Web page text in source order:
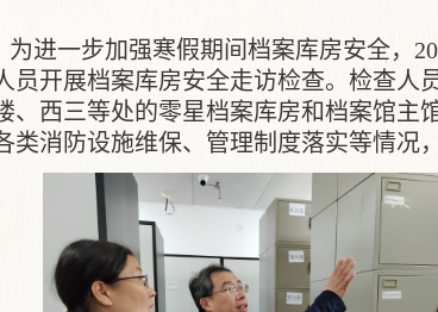
为进一步加强寒假期间档案库房安全，
员开展档案库房安全走访检查。检查人
、西三等处的零星档案库房和档案馆主
类消防设施维保、管理制度落实等情况